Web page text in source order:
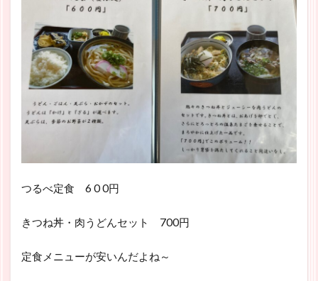
つるべ定食 6 0 0円
きつね丼・肉うどんセット 700円
定食メニューが安いんだよね～